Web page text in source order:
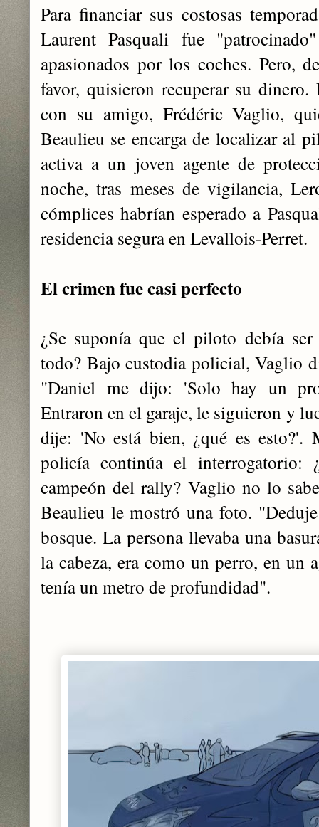
Para financiar sus costosas
Laurent Pasquali fue
apasionados por los coches. Pero,
favor, quisieron recuperar su
con su amigo, Frédéric Vaglio,
Beaulieu se encarga de localizar al
activa a un joven agente de
noche, tras meses de vigilancia,
cómplices habrían esperado a
residencia segura en Levallois-Perret.
El crimen fue casi perfecto
¿Se suponía que el piloto debía
todo? Bajo custodia policial, Vaglio
"Daniel me dijo: 'Solo hay un
Entraron en el garaje, le siguieron y
dije: 'No está bien, ¿qué es esto?'.
policía continúa el interrogatorio:
campeón del rally? Vaglio no lo
Beaulieu le mostró una foto.
bosque. La persona llevaba una
la cabeza, era como un perro, en un
tenía un metro de profundidad".